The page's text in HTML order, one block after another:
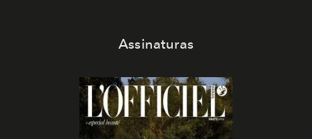
Assinaturas